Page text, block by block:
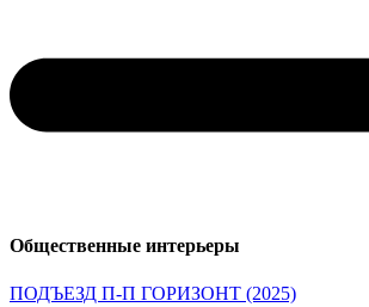
Общественные интерьеры
ПОДЪЕЗД П-П ГОРИЗОНТ (2025)